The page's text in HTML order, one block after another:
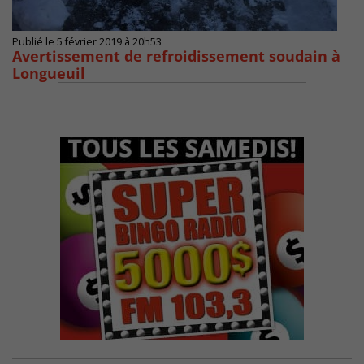
Publié le 5 février 2019 à 20h53
Avertissement de refroidissement soudain à
Longueuil